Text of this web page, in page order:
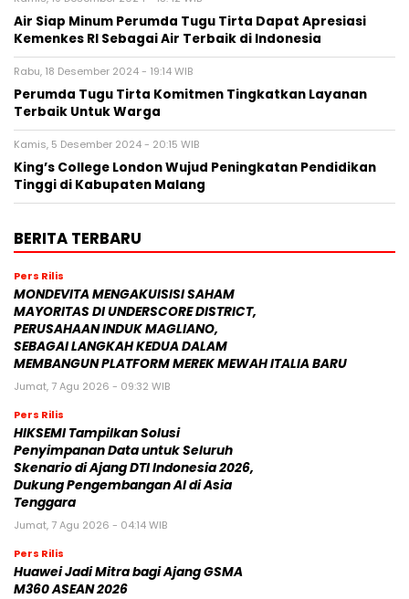
Air Siap Minum Perumda Tugu Tirta Dapat Apresiasi
Kemenkes RI Sebagai Air Terbaik di Indonesia
Rabu, 18 Desember 2024 - 19:14 WIB
Perumda Tugu Tirta Komitmen Tingkatkan Layanan
Terbaik Untuk Warga
Kamis, 5 Desember 2024 - 20:15 WIB
King’s College London Wujud Peningkatan Pendidikan
Tinggi di Kabupaten Malang
BERITA TERBARU
Pers Rilis
MONDEVITA MENGAKUISISI SAHAM
MAYORITAS DI UNDERSCORE DISTRICT,
PERUSAHAAN INDUK MAGLIANO,
SEBAGAI LANGKAH KEDUA DALAM
MEMBANGUN PLATFORM MEREK MEWAH ITALIA BARU
Jumat, 7 Agu 2026 - 09:32 WIB
Pers Rilis
HIKSEMI Tampilkan Solusi
Penyimpanan Data untuk Seluruh
Skenario di Ajang DTI Indonesia 2026,
Dukung Pengembangan AI di Asia
Tenggara
Jumat, 7 Agu 2026 - 04:14 WIB
Pers Rilis
Huawei Jadi Mitra bagi Ajang GSMA
M360 ASEAN 2026